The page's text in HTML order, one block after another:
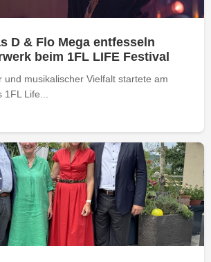
D & Flo Mega entfesseln
beim 1FL LIFE Festival
und musikalischer Vielfalt startete am
Life...